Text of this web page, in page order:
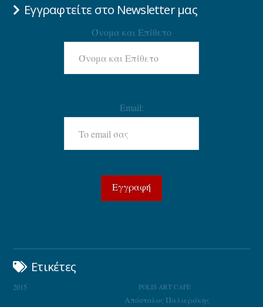
Εγγραφτείτε στο Newsletter μας
Όνομα και Επίθετο
Email:
Ετικέτες
2015 POLIS ART CAFE
Απόστολος Παλιεράκης